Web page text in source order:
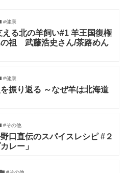
#健康
える北の羊飼い#1 羊王国復権
の祖 武藤浩史さん/茶路めん
#健康
振り返る ～なぜ羊は北海道
#その他
口直伝のスパイスレシピ #２
レー」